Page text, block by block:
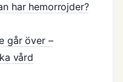
har hemorrojder?
går över –
vård